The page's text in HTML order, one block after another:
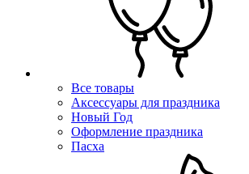
Все товары
Аксессуары для праздника
Новый Год
Оформление праздника
Пасха